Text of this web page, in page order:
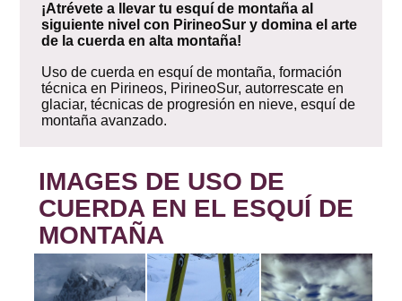
¡Atrévete a llevar tu esquí de montaña al
siguiente nivel con PirineoSur y domina el arte
de la cuerda en alta montaña!
Uso de cuerda en esquí de montaña, formación
técnica en Pirineos, PirineoSur, autorrescate en
glaciar, técnicas de progresión en nieve, esquí de
montaña avanzado.
IMAGES DE USO DE
CUERDA EN EL ESQUÍ DE
MONTAÑA